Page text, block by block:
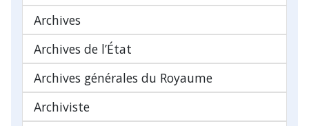
Archives
Archives de l’État
Archives générales du Royaume
Archiviste